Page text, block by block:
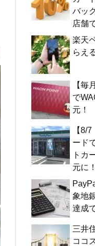
バッ
店舗
楽天
らえ
【毎
で
元！
【8/
ード
トカ
元に！
象地
達成
三井
ココ